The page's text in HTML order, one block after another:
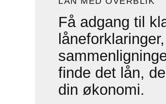
Få adgang til
finde det lån,
din økonomi.